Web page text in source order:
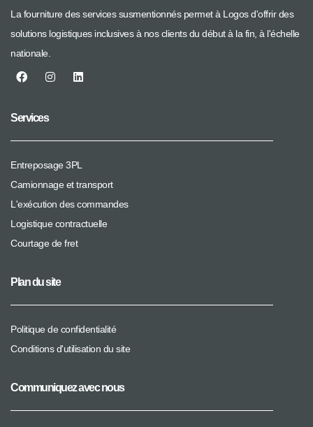
La fourniture des services susmentionnés permet à Logos d'offrir des
solutions logistiques inclusives à nos clients du début à la fin, à l'échelle
nationale.
Services
Entreposage 3PL
Camionnage et transport
L'exécution des commandes
Logistique contractuelle
Courtage de fret
Plan du site
Politique de confidentialité
Conditions d'utilisation du site
Communiquez avec nous